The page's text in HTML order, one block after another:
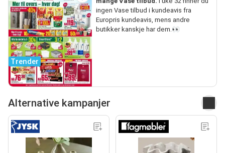
Trender
ingen Vase tilbud i kundeavis fra
Europris kundeavis, mens andre
butikker kanskje har dem.👀
Alternative kampanjer